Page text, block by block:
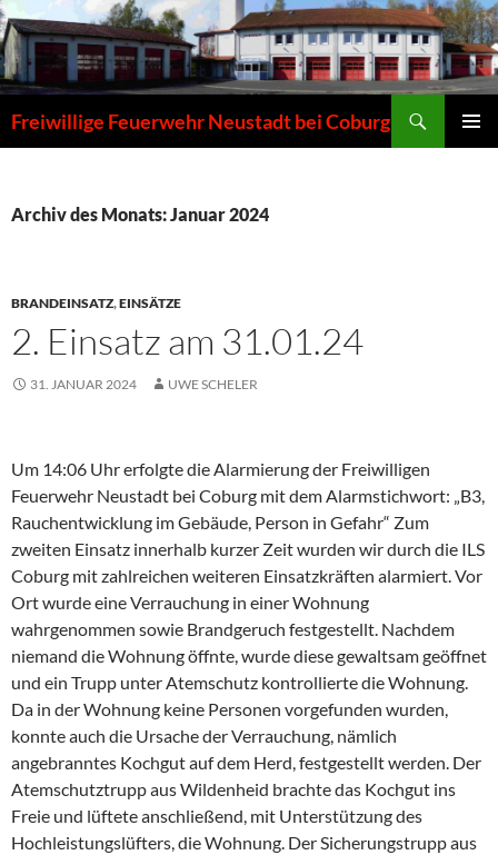
Zum
Inhalt
springen
Freiwillige Feuerwehr Neustadt bei Coburg
Archiv des Monats: Januar 2024
BRANDEINSATZ,EINSÄTZE
2. Einsatz am 31.01.24
31. JANUAR 2024 UWE SCHELER
Um 14:06 Uhr erfolgte die Alarmierung der Freiwilligen
Feuerwehr Neustadt bei Coburg mit dem Alarmstichwort: „B3,
Rauchentwicklung im Gebäude, Person in Gefahr“ Zum
zweiten Einsatz innerhalb kurzer Zeit wurden wir durch die ILS
Coburg mit zahlreichen weiteren Einsatzkräften alarmiert. Vor
Ort wurde eine Verrauchung in einer Wohnung
wahrgenommen sowie Brandgeruch festgestellt. Nachdem
niemand die Wohnung öffnte, wurde diese gewaltsam geöffnet
und ein Trupp unter Atemschutz kontrollierte die Wohnung.
Da in der Wohnung keine Personen vorgefunden wurden,
konnte auch die Ursache der Verrauchung, nämlich
angebranntes Kochgut auf dem Herd, festgestellt werden. Der
Atemschutztrupp aus Wildenheid brachte das Kochgut ins
Freie und lüftete anschließend, mit Unterstützung des
Hochleistungslüfters, die Wohnung. Der Sicherungstrupp aus